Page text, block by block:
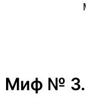
Миф № 3.